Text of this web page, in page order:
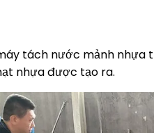
tách nước mảnh nhựa
nhựa được tạo ra.